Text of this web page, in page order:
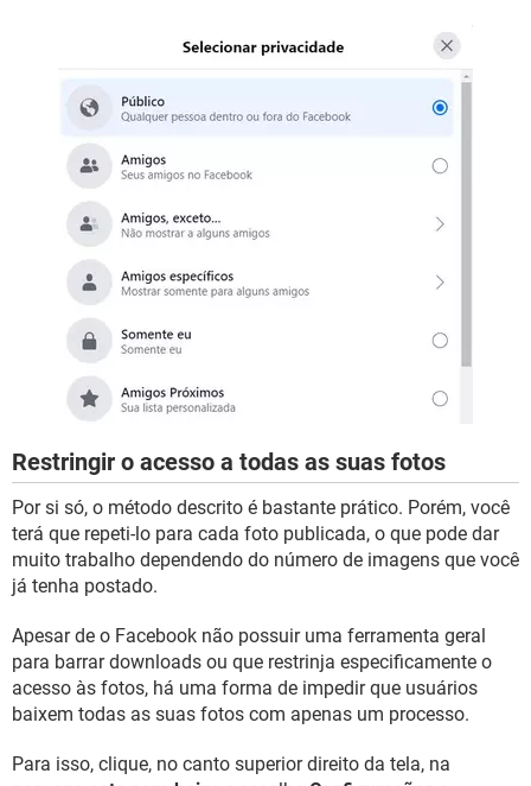
Restringir o acesso a todas as suas fotos
Por si só, o método descrito é bastante prático. Porém, você
terá que repeti-lo para cada foto publicada, o que pode dar
muito trabalho dependendo do número de imagens que você
já tenha postado.
Apesar de o Facebook não possuir uma ferramenta geral
para barrar downloads ou que restrinja especificamente o
acesso às fotos, há uma forma de impedir que usuários
baixem todas as suas fotos com apenas um processo.
Para isso, clique, no canto superior direito da tela, na